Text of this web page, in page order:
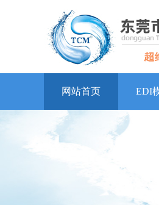
网站首页 EDI